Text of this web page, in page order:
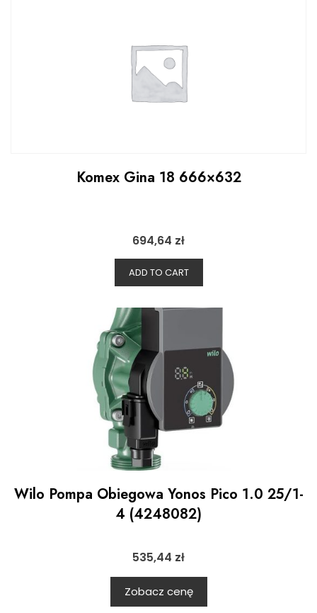
Komex Gina 18 666×632
694,64 zł
ADD TO CART
Wilo Pompa Obiegowa Yonos Pico 1.0 25/1-
4 (4248082)
535,44 zł
Zobacz cenę